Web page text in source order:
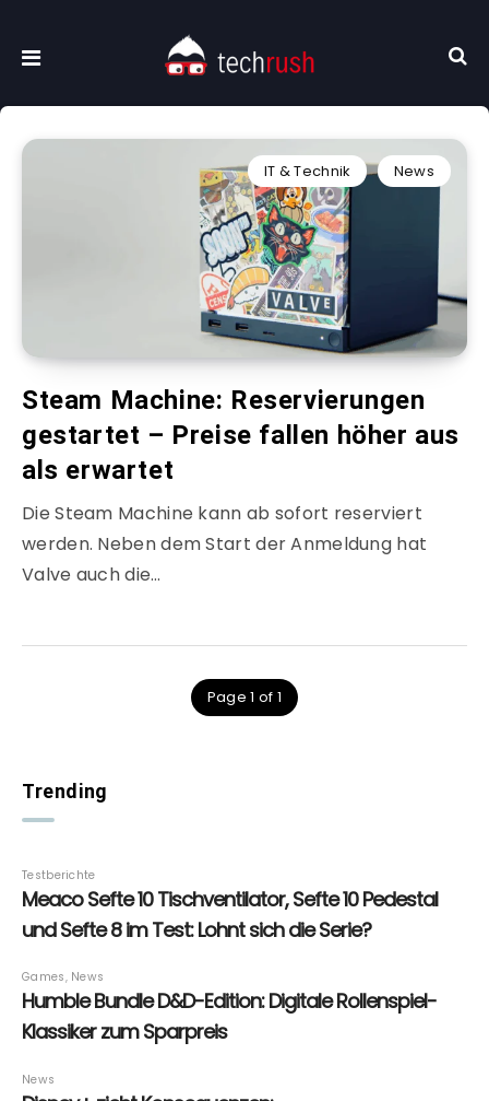
IT & Technik News
Steam Machine: Reservierungen
gestartet – Preise fallen höher aus
als erwartet
Die Steam Machine kann ab sofort reserviert
werden. Neben dem Start der Anmeldung hat
Valve auch die…
Page 1 of 1
Trending